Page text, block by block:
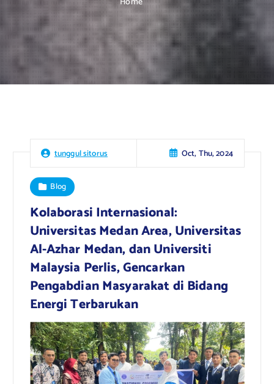
tunggul sitorus Oct, Thu, 2024
Blog
Kolaborasi Internasional:
Universitas Medan Area, Universitas
Al-Azhar Medan, dan Universiti
Malaysia Perlis, Gencarkan
Pengabdian Masyarakat di Bidang
Energi Terbarukan